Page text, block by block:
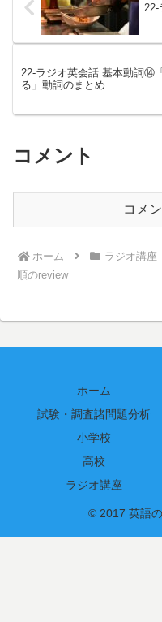
22-
22-ラジオ英会話 基本動詞⑭
る」動詞のまとめ
コメント
コメ
ホーム ラジオ講座
順のreview
ホーム
試験・調査諸問題分析
小学校
高校
ラジオ講座
© 2017 英語